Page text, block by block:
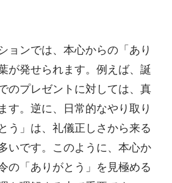
ョンでは、本心からの「あり
が発せられます。例えば、誕
のプレゼントに対しては、真
す。逆に、日常的なやり取り
う」は、礼儀正しさから来る
いです。このように、本心か
の「ありがとう」を見極める